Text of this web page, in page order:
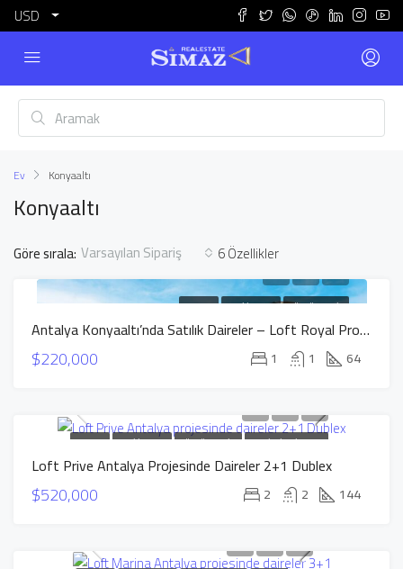
USD
Ev Konyaaltı
Konyaaltı
6 Özellikler
Göre sırala: Varsayılan Sipariş
SATILIK YENI INŞAAT GÜÇLÜ TEKLIF
Antalya Konyaaltı’nda Satılık Daireler – Loft Royal Projesi
$220,000 1 1 64
SATILIK YENI INŞAAT GÜÇLÜ TEKLIF TAKSITLI DAIRELER
Loft Prive Antalya Projesinde Daireler 2+1 Dublex
$520,000 2 2 144